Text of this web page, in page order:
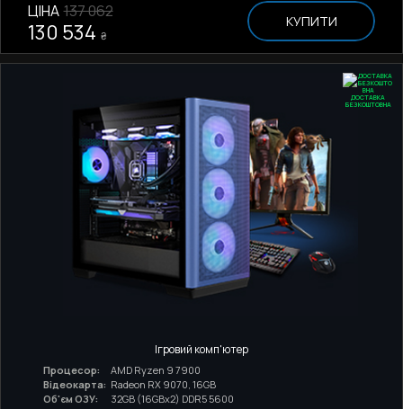
ЦІНА 137 062
130 534 ₴
КУПИТИ
ДОСТАВКА
БЕЗКОШТОВНА
Ігровий комп'ютер
Процесор:
AMD Ryzen 9 7900
Відеокарта: Radeon RX 9070, 16GB
Об'єм ОЗУ:
32GB (16GBx2) DDR5 5600